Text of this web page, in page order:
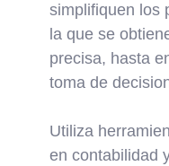
simplifiquen los
la que se
precisa, hasta
toma de
Utiliza
en contabilidad